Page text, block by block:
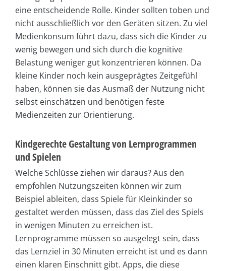
eine entscheidende Rolle. Kinder sollten toben und
nicht ausschließlich vor den Geräten sitzen. Zu viel
Medienkonsum führt dazu, dass sich die Kinder zu
wenig bewegen und sich durch die kognitive
Belastung weniger gut konzentrieren können. Da
kleine Kinder noch kein ausgeprägtes Zeitgefühl
haben, können sie das Ausmaß der Nutzung nicht
selbst einschätzen und benötigen feste
Medienzeiten zur Orientierung.
Kindgerechte Gestaltung von Lernprogrammen
und Spielen
Welche Schlüsse ziehen wir daraus? Aus den
empfohlen Nutzungszeiten können wir zum
Beispiel ableiten, dass Spiele für Kleinkinder so
gestaltet werden müssen, dass das Ziel des Spiels
in wenigen Minuten zu erreichen ist.
Lernprogramme müssen so ausgelegt sein, dass
das Lernziel in 30 Minuten erreicht ist und es dann
einen klaren Einschnitt gibt. Apps, die diese